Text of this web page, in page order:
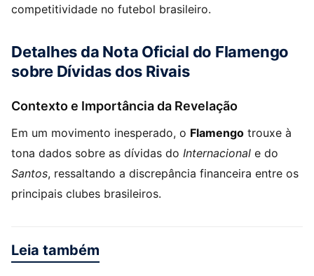
competitividade no futebol brasileiro.
Detalhes da Nota Oficial do Flamengo
sobre Dívidas dos Rivais
Contexto e Importância da Revelação
Em um movimento inesperado, o Flamengo trouxe à
tona dados sobre as dívidas do Internacional e do
Santos, ressaltando a discrepância financeira entre os
principais clubes brasileiros.
Leia também